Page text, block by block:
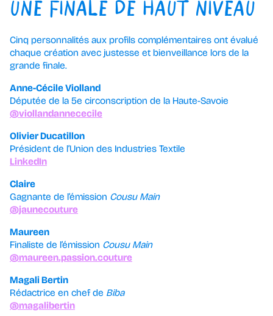
UNE FINALE DE HAUT NIVEAU
Cinq personnalités aux profils complémentaires ont évalué
chaque création avec justesse et bienveillance lors de la
grande finale.
Anne-Cécile Violland
Députée de la 5e circonscription de la Haute-Savoie
@viollandannececile
Olivier Ducatillon
Président de l’Union des Industries Textile
LinkedIn
Claire
Gagnante de l’émission Cousu Main
@jaunecouture
Maureen
Finaliste de l’émission Cousu Main
@maureen.passion.couture
Magali Bertin
Rédactrice en chef de Biba
@magalibertin